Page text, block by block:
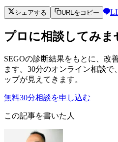
シェアする URLをコピー
プロに相談してみま
SEGOの診断結果をもとに、改
ます。30分のオンライン相談
ップが見えてきます。
無料30分相談を申し込む
この記事を書いた人